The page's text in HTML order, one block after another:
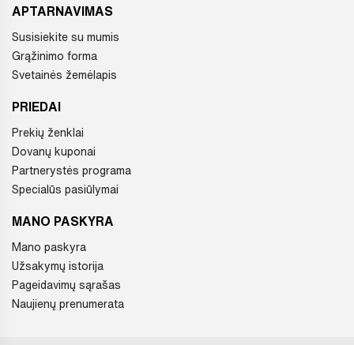
APTARNAVIMAS
Susisiekite su mumis
Grąžinimo forma
Svetainės žemėlapis
PRIEDAI
Prekių ženklai
Dovanų kuponai
Partnerystės programa
Specialūs pasiūlymai
MANO PASKYRA
Mano paskyra
Užsakymų istorija
Pageidavimų sąrašas
Naujienų prenumerata